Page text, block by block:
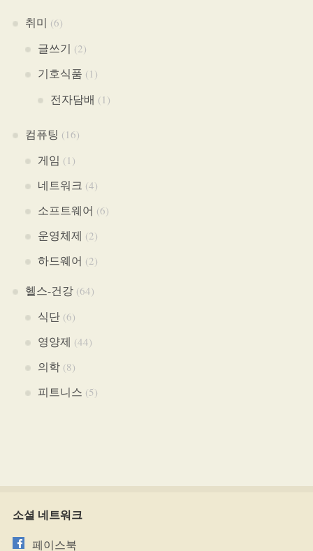
취미 (6)
글쓰기 (2)
기호식품 (1)
전자담배 (1)
컴퓨팅 (16)
게임 (1)
네트워크 (4)
소프트웨어 (6)
운영체제 (2)
하드웨어 (2)
헬스-건강(64)
식단(6)
영양제 (44)
의학(8)
피트니스 (5)
소셜 네트워크
페이스북